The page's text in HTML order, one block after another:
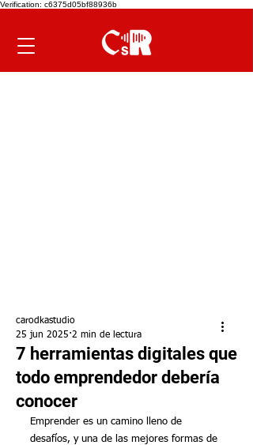
Verification: c6375d05bf88936b
7 herramientas digitales que
todo emprendedor debería
conocer
carodkastudio
25 jun 2025 2 min de lectura
Emprender es un camino lleno de
desafíos, y una de las mejores formas de